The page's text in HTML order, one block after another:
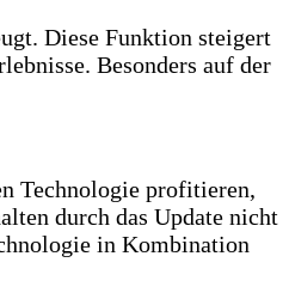
Diese Funktion steigert
Besonders auf der
Technologie profitieren,
durch das Update nicht
in Kombination